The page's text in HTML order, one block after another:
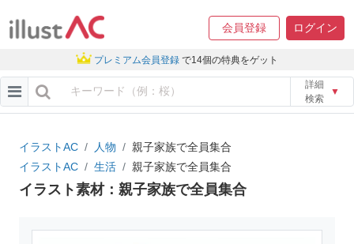
会員登録 ログイン
プレミアム会員登録 で14個の特典をゲット
詳細
検索
▼
イラストAC 人物
親子家族で全員集合
イラストAC
生活 親子家族で全員集合
イラスト素材：親子家族で全員集合